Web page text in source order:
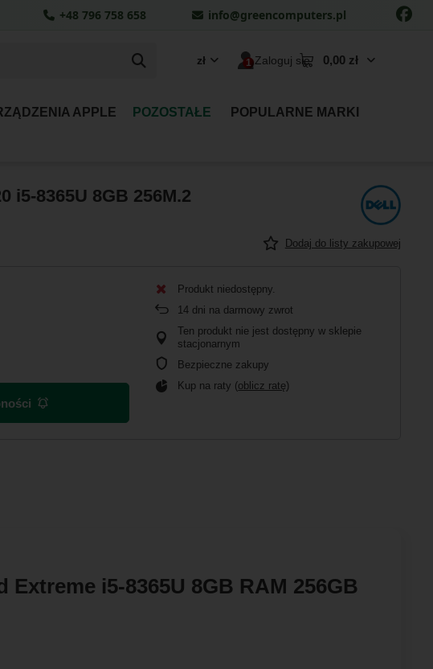
zł Zaloguj się 0,00 zł
APPLE POZOSTAŁE
POPULARNE MARKI
i5-8365U 8GB 256M.2
Dodaj do listy zakupowej
Produkt niedostępny
14 dni na darmowy zwrot
Ten produkt nie jest dostępny w sklepie
stacjonarnym
Bezpieczne zakupy
Kup na raty (oblicz ratę)
i5-8365U 8GB RAM 256GB
+48 796 758 658 info@greencomputers.pl